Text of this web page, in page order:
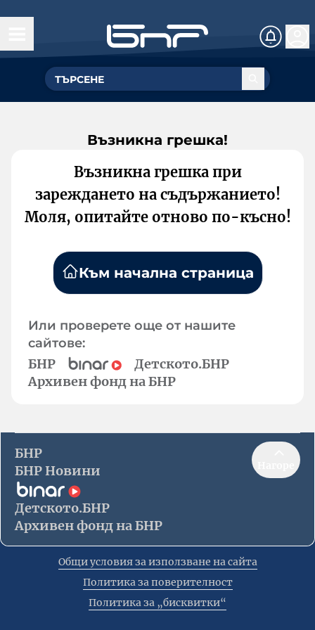
Възникна грешка!
Възникна грешка при
зареждането на съдържанието!
Моля, опитайте отново по-късно!
Към начална страница
Или проверете още от нашите
сайтове:
БНР
Детското.БНР
Архивен фонд на БНР
БНР
БНР Новини
Детското.БНР
Архивен фонд на БНР
Общи условия за използване на сайта
Политика за поверителност
Политика за „бисквитки“